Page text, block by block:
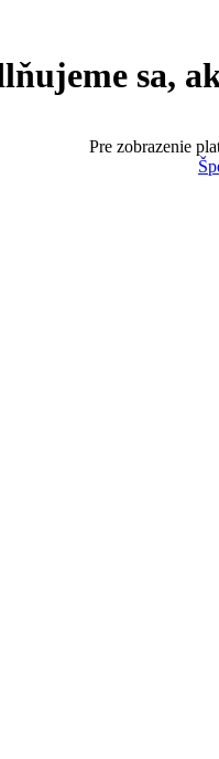
sa,
Pre zobrazenie